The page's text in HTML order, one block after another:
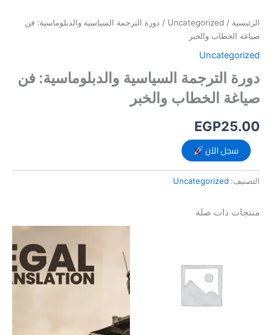
الرئيسية /
Uncategorized / دورة الترجمة السياسية والدبلوماسية: فن
صياغة الخطاب والخبر
Uncategorized
دورة الترجمة السياسية والدبلوماسية: فن
صياغة الخطاب والخبر
EGP25.00
سجل الآن
التصنيف: Uncategorized
منتجات ذات صلة